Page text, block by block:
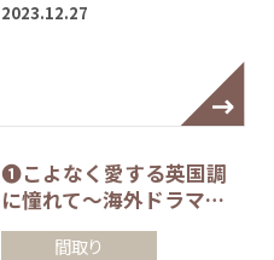
2023.12.27
❶こよなく愛する英国調
に憧れて～海外ドラマ…
間取り